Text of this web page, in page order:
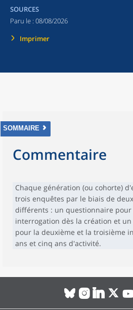
SOURCES
Paru le : 08/08/2026
Imprimer
SOMMAIRE
Commentaire
Chaque génération (ou cohorte)
trois enquêtes par le biais de
différents : un questionnaire
interrogation dès la création et
pour la deuxième et la troisième
ans et cinq ans d'activité.